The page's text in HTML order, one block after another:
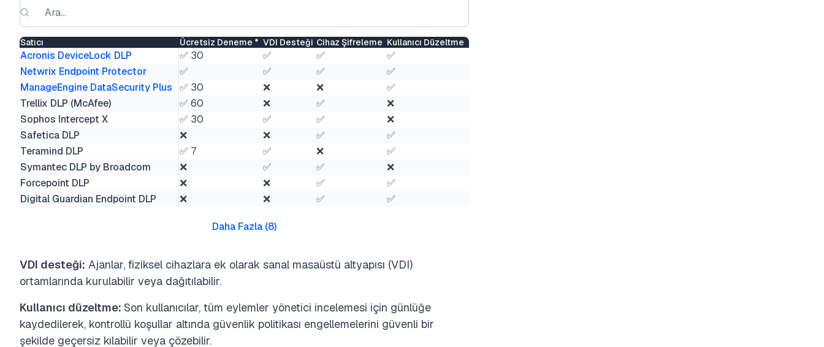
Satıcı Ücretsiz Deneme * VDI Desteği Cihaz Şifreleme Kullanıcı Düzeltme
Acronis DeviceLock DLP ✅ 30 ✅ ✅
✅
Netwrix Endpoint Protector
✅ ✅ ✅
✅
ManageEngine DataSecurity Plus
✅ 30 ❌ ❌
✅
Trellix DLP (McAfee)
✅ 60 ❌ ✅
❌
Sophos Intercept X
✅ 30 ✅ ✅
❌
Safetica DLP
❌ ❌ ✅
✅
Teramind DLP
✅ 7 ✅ ❌
✅
Symantec DLP by Broadcom
❌ ✅ ✅
❌
Forcepoint DLP
❌ ❌ ✅
✅
Digital Guardian Endpoint DLP
❌ ❌ ✅ ✅
Daha Fazla (8)
VDI desteği: Ajanlar, fiziksel cihazlara ek olarak sanal masaüstü altyapısı (VDI)
ortamlarında kurulabilir veya dağıtılabilir.
Kullanıcı düzeltme: Son kullanıcılar, tüm eylemler yönetici incelemesi için günlüğe
kaydedilerek, kontrollü koşullar altında güvenlik politikası engellemelerini güvenli bir
şekilde geçersiz kılabilir veya çözebilir.